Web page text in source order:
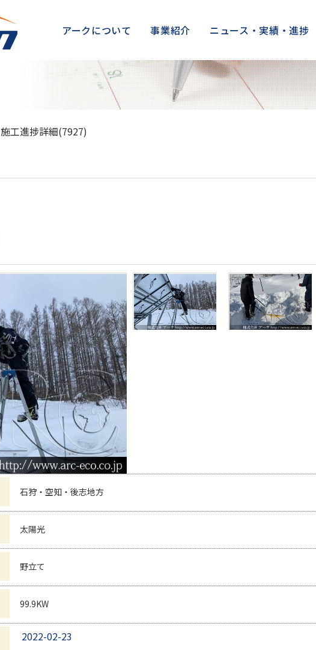
アークについて 事業紹介 ニュース・実績・進捗
施工進捗詳細(7927)
石狩・空知・後志地方
太陽光
野立て
99.9KW
2022-02-23